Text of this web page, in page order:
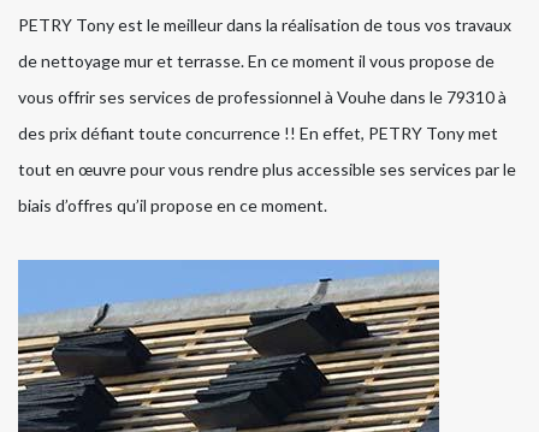
PETRY Tony est le meilleur dans la réalisation de tous vos travaux
de nettoyage mur et terrasse. En ce moment il vous propose de
vous offrir ses services de professionnel à Vouhe dans le 79310 à
des prix défiant toute concurrence !! En effet, PETRY Tony met
tout en œuvre pour vous rendre plus accessible ses services par le
biais d’offres qu’il propose en ce moment.